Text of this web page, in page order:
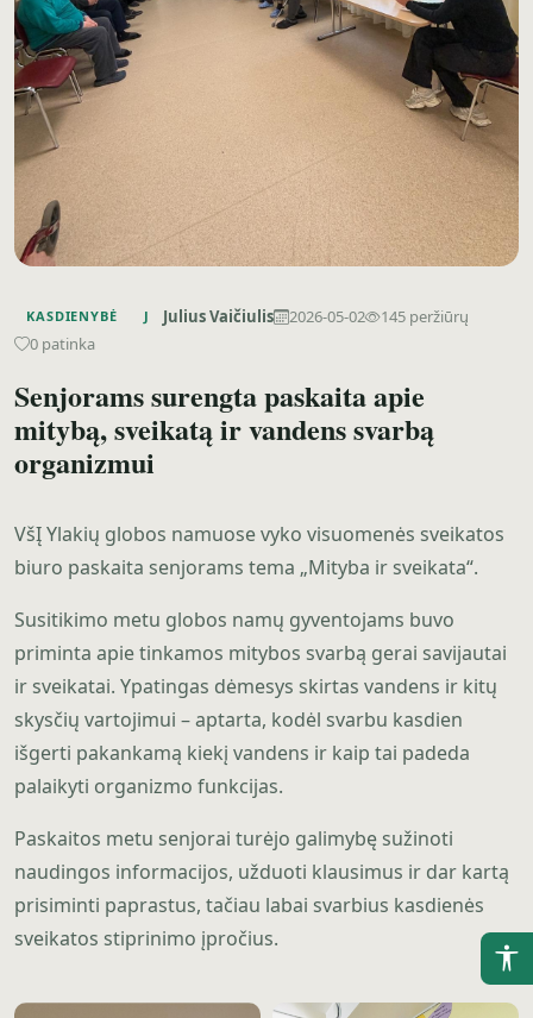
KASDIENYBĖ J Julius Vaičiulis 2026-05-02
145 peržiūrų
0 patinka
Senjorams surengta paskaita apie
mitybą, sveikatą ir vandens svarbą
organizmui
VšĮ Ylakių globos namuose vyko visuomenės sveikatos
biuro paskaita senjorams tema „Mityba ir sveikata“.
Susitikimo metu globos namų gyventojams buvo
priminta apie tinkamos mitybos svarbą gerai savijautai
ir sveikatai. Ypatingas dėmesys skirtas vandens ir kitų
skysčių vartojimui – aptarta, kodėl svarbu kasdien
išgerti pakankamą kiekį vandens ir kaip tai padeda
palaikyti organizmo funkcijas.
Paskaitos metu senjorai turėjo galimybę sužinoti
naudingos informacijos, užduoti klausimus ir dar kartą
prisiminti paprastus, tačiau labai svarbius kasdienės
sveikatos stiprinimo įpročius.